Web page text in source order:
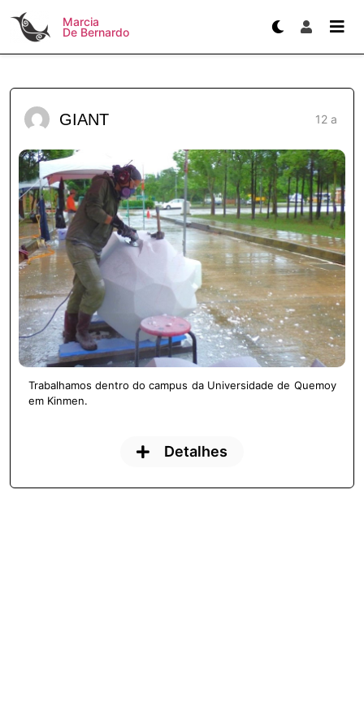
Marcia
De Bernardo
GIANT 12 a
Trabalhamos dentro do campus da Universidade de Quemoy
em Kinmen.
Detalhes